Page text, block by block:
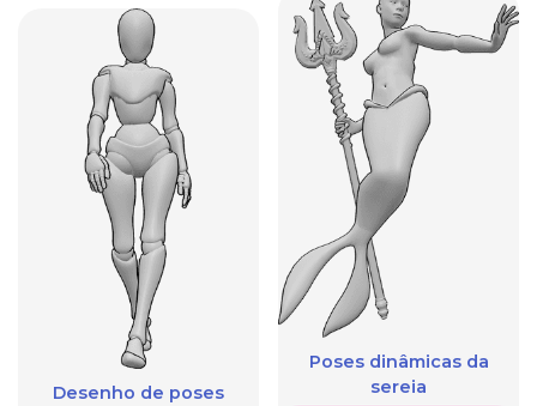
Desenho de poses
Poses dinâmicas da
sereia